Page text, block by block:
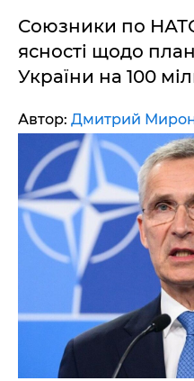
Союзники по
ясності щодо
України на 100
Автор: Дмитрий